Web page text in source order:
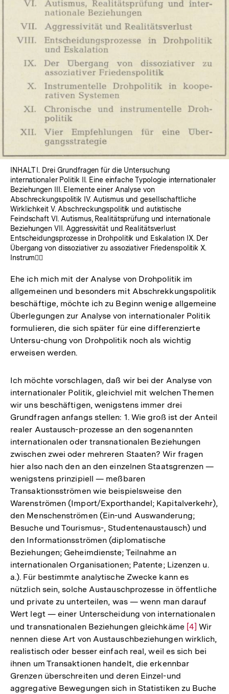
In
Lightbox
öffnen
INHALT I. Drei Grundfragen für die Untersuchung
internationaler Politik II. Eine einfache Typologie internationaler
Beziehungen III. Elemente einer Analyse von
Abschreckungspolitik IV. Autismus und gesellschaftliche
Wirklichkeit V. Abschreckungspolitik und autistische
Feindschaft VI. Autismus, Realitätsprüfung und internationale
Beziehungen VII. Aggressivität und Realitätsverlust
Entscheidungsprozesse in Drohpolitik und Eskalation IX. Der
Übergang von dissoziativer zu assoziativer Friedenspolitik X.
Instrumٓ
Ehe ich mich mit der Analyse von Drohpolitik im
allgemeinen und besonders mit Abschrekkungspolitik
beschäftige, möchte ich zu Beginn wenige allgemeine
Überlegungen zur Analyse von internationaler Politik
formulieren, die sich später für eine differenzierte
Untersu-chung von Drohpolitik noch als wichtig
erweisen werden.
Ich möchte vorschlagen, daß wir bei der Analyse von
internationaler Politik, gleichviel mit welchen Themen
wir uns beschäftigen, wenigstens immer drei
Grundfragen anfangs stellen: 1. Wie groß ist der Anteil
realer Austausch-prozesse an den sogenannten
internationalen oder transnationalen Beziehungen
zwischen zwei oder mehreren Staaten? Wir fragen
hier also nach den an den einzelnen Staatsgrenzen —
wenigstens prinzipiell — meßbaren
Transaktionsströmen wie beispielsweise den
Warenströmen (Import/Exporthandel; Kapitalverkehr),
den Menschenströmen (Ein-und Auswanderung;
Besuche und Tourismus-, Studentenaustausch) und
den Informationsströmen (diplomatische
Beziehungen; Geheimdienste; Teilnahme an
internationalen Organisationen; Patente; Lizenzen u.
a.). Für bestimmte analytische Zwecke kann es
nützlich sein, solche Austauschprozesse in öffentliche
und private zu unterteilen, was — wenn man darauf
Wert legt — einer Unterscheidung von internationalen
und transnationalen Beziehungen gleichkäme Zur
Auflösung
der
Fußnote
[4] Wir
nennen diese Art von Austauschbeziehungen wirklich,
realistisch oder besser einfach real, weil es sich bei
ihnen um Transaktionen handelt, die erkennbar
Grenzen überschreiten und deren Einzel-und
aggregative Bewegungen sich in Statistiken zu Buche